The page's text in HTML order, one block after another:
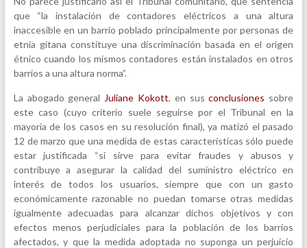
que “la instalación de contadores eléctricos a una altura
inaccesible en un barrio poblado principalmente por personas de
etnia gitana constituye una discriminación basada en el origen
étnico cuando los mismos contadores están instalados en otros
barrios a una altura norma”.
La abogado general Juliane Kokott, en susconclusiones sobre
este caso (cuyo criterio suele seguirse por el Tribunal en la
mayoría de los casos en su resolución final), ya matizó el pasado
12 de marzo que una medida de estas características sólo puede
estar justificada “si sirve para evitar fraudes y abusos y
contribuye a asegurar la calidad del suministro eléctrico en
interés de todos los usuarios, siempre que con un gasto
económicamente razonable no puedan tomarse otras medidas
igualmente adecuadas para alcanzar dichos objetivos y con
efectos menos perjudiciales para la población de los barrios
afectados, y que la medida adoptada no suponga un perjuicio